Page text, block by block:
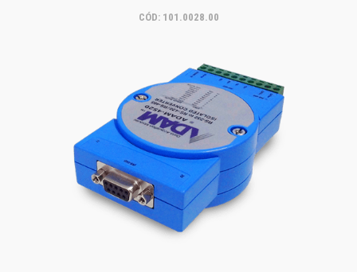
CÓD: 101.0028.00